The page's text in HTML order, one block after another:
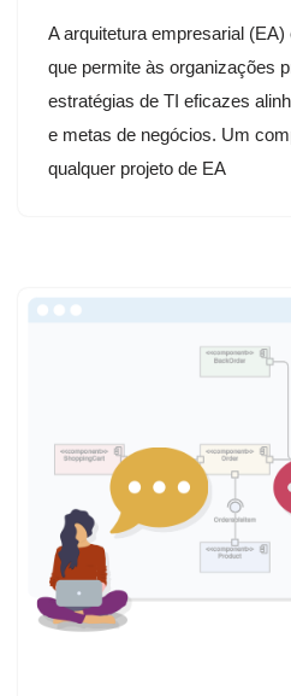
A arquitetura empresarial
que permite às organizações
estratégias de TI eficazes
e metas de negócios. Um
qualquer projeto de EA